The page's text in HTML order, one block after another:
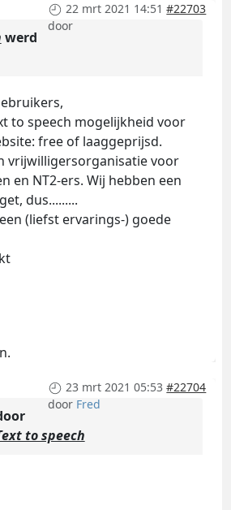
22 mrt 2021 14:51 #22703
door
werd
to speech mogelijkheid voor
free of laaggeprijsd.
vrijwilligersorganisatie voor
en NT2-ers. Wij hebben een
dus.........
(liefst ervarings-) goede
23 mrt 2021 05:53 #22704
door Fred
to speech